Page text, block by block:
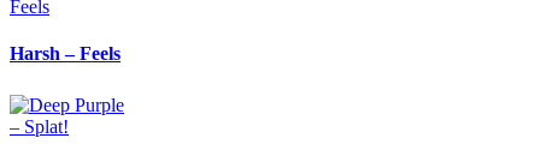
Harsh – Feels